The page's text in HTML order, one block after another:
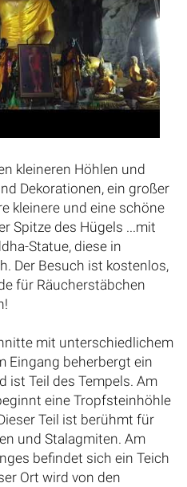
kleineren Höhlen und
Dekorationen, ein großer
kleinere und eine schöne
Spitze des Hügels ...mit
Statue, diese in
Der Besuch ist kostenlos,
für Räucherstäbchen
mit unterschiedlichem
Eingang beherbergt ein
ist Teil des Tempels. Am
eine Tropfsteinhöhle
Teil ist berühmt für
und Stalagmiten. Am
befindet sich ein Teich
Ort wird von den